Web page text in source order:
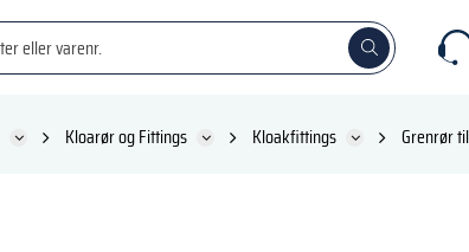
Kloarør og Fittings Kloakfittings Grenrør